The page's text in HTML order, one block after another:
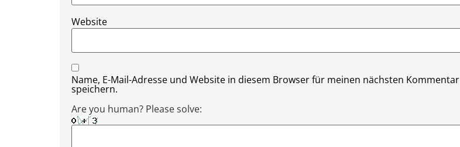
Website
Name, E-Mail-Adresse und Website in diesem Browser für meinen nächsten Kommentar
speichern.
Are you human? Please solve: